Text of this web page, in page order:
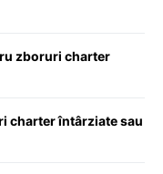
zboruri charter
charter întârziate sau